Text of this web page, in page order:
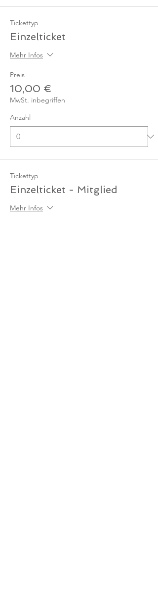
Tickettyp
Einzelticket
Mehr Infos
Preis
10,00 €
MwSt. inbegriffen
Anzahl
Tickettyp
Einzelticket - Mitglied
Mehr Infos